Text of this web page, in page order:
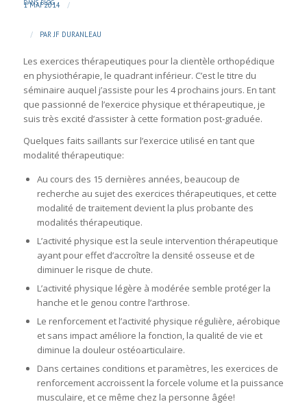
1 MAI 2014 /
DANSBLOG
/ PAR JF DURANLEAU
Les exercices thérapeutiques pour la clientèle orthopédique
en physiothérapie, le quadrant inférieur. C’est le titre du
séminaire auquel j’assiste pour les 4 prochains jours. En tant
que passionné de l’exercice physique et thérapeutique, je
suis très excité d’assister à cette formation post-graduée.
Quelques faits saillants sur l’exercice utilisé en tant que
modalité thérapeutique:
Au cours des 15 dernières années, beaucoup de
recherche au sujet des exercices thérapeutiques, et cette
modalité de traitement devient la plus probante des
modalités thérapeutique.
L’activité physique est la seule intervention thérapeutique
ayant pour effet d’accroître la densité osseuse et de
diminuer le risque de chute.
L’activité physique légère à modérée semble protéger la
hanche et le genou contre l’arthrose.
Le renforcement et l’activité physique régulière, aérobique
et sans impact améliore la fonction, la qualité de vie et
diminue la douleur ostéoarticulaire.
Dans certaines conditions et paramètres, les exercices de
renforcement accroissent la forcele volume et la puissance
musculaire, et ce même chez la personne âgée!